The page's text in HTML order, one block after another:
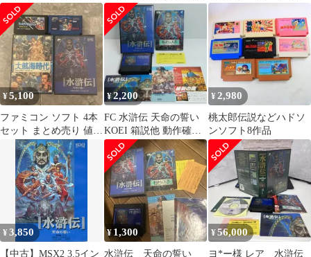
ソフト 箱・説明書
付 送料込
い
¥5,100
ファミコン ソフト 4本
セット まとめ売り 値下
げ交渉可
¥2,200
FC 水滸伝 天命の誓い
KOEI 箱説他 動作確認
済 中古
¥2,980
桃太郎伝説などハドソ
ンソフト8作品
¥3,850
【中古】MSX2 3.5イン
¥ 1,300
水滸伝 天命の誓い
¥56,000
ヨ*ー様 レア 水滸伝